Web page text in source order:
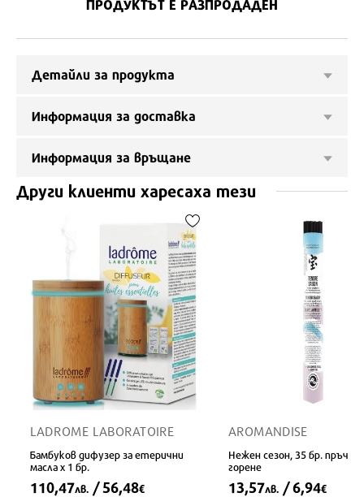
ПРОДУКТЪТ Е РАЗПРОДАДЕН
Детайли за продукта
Информация за доставка
Информация за връщане
Други клиенти харесаха тези
LADROME LABORATOIRE
Бамбуков дифузер за етерични
масла х 1 бр.
110,47лв. / 56,48€
AROMANDISE
Нежен сезон, 35 бр.
горене
13,57лв. / 6,94€